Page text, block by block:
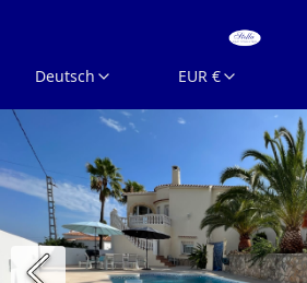
Deutsch EUR €